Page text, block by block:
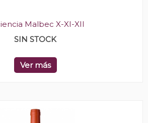
Malbec X-XI-XII
SIN STOCK
Ver más